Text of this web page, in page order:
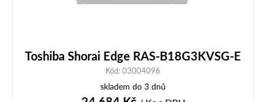
Toshiba Shorai Edge RAS-B18G3KVSG-E
Kód: 03004096
skladem do 3 dnů